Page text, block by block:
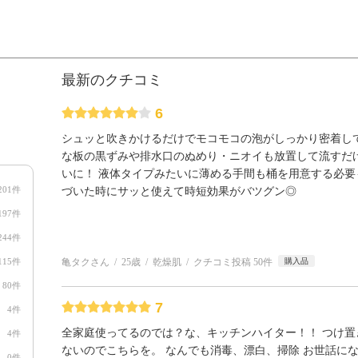
件
件
件
件
80件
4件
4件
最新のクチコミ
6
シュッと吹きかけるだけでモコモコの泡がしっかり密着し
な板の黒ずみや排水口のぬめり・ニオイも放置して流すだ
いに！ 液体タイプみたいに薄める手間も桶を用意する必
づいた時にサッと使えて時短効果がバツグン◎
亀タクさん 25歳 乾燥肌 クチコミ投稿 50件 購入品
7
全家庭使ってるのでは？な、キッチンハイター！！ つけ
ないのでこちらを。 なんでも消毒、漂白、掃除 お世話に